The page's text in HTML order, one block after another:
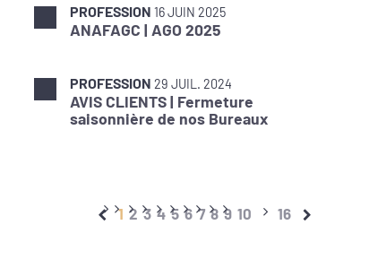
PROFESSION 16 JUIN 2025
ANAFAGC | AGO 2025
PROFESSION 29 JUIL. 2024
AVIS CLIENTS | Fermeture
saisonnière de nos Bureaux
1 2 3 4 5 6 7 8 9 10 16